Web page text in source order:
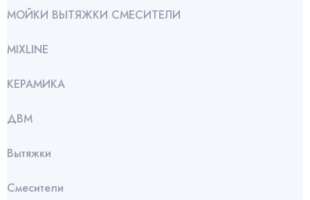
МОЙКИ ВЫТЯЖКИ СМЕСИТЕЛИ
МIXLINE
КЕРАМИКА
ДВМ
Вытяжки
Смесители